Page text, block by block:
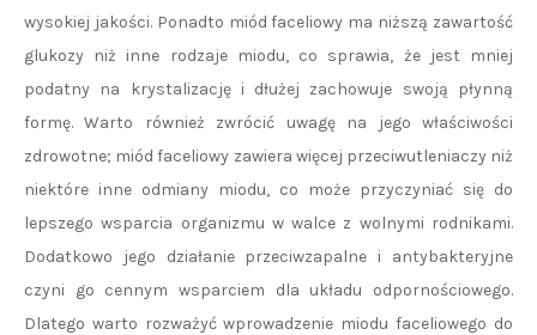
wysokiej jakości. Ponadto miód faceliowy ma niższą zawartość
glukozy niż inne rodzaje miodu, co sprawia, że jest mniej
podatny na krystalizację i dłużej zachowuje swoją płynną
formę. Warto również zwrócić uwagę na jego właściwości
zdrowotne; miód faceliowy zawiera więcej przeciwutleniaczy niż
niektóre inne odmiany miodu, co może przyczyniać się do
lepszego wsparcia organizmu w walce z wolnymi rodnikami.
Dodatkowo jego działanie przeciwzapalne i antybakteryjne
czyni go cennym wsparciem dla układu odpornościowego.
Dlatego warto rozważyć wprowadzenie miodu faceliowego do